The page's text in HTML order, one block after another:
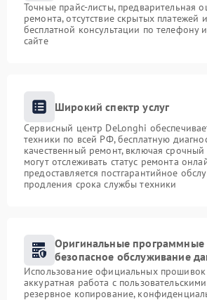
Точные прайс-листы, предварительная
ремонта, отсутствие скрытых платежей
бесплатной консультации по телефону
сайте
Широкий спектр услуг
Сервисный центр DeLonghi
техники по всей РФ, бесплатную
качественный ремонт, включая
могут отслеживать статус ремонта
предоставляется постгарантийное
продления срока службы техники
Оригинальные программные
безопасное обслуживание
Использование официальных
аккуратная работа с
резервное копирование,